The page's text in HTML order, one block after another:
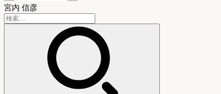
宮内 信彦
検
索: